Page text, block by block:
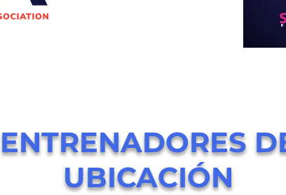
ENTRENADORES
UBICACIÓN